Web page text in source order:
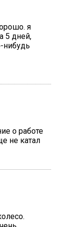
я
5 дней,
нибудь
о работе
не катал